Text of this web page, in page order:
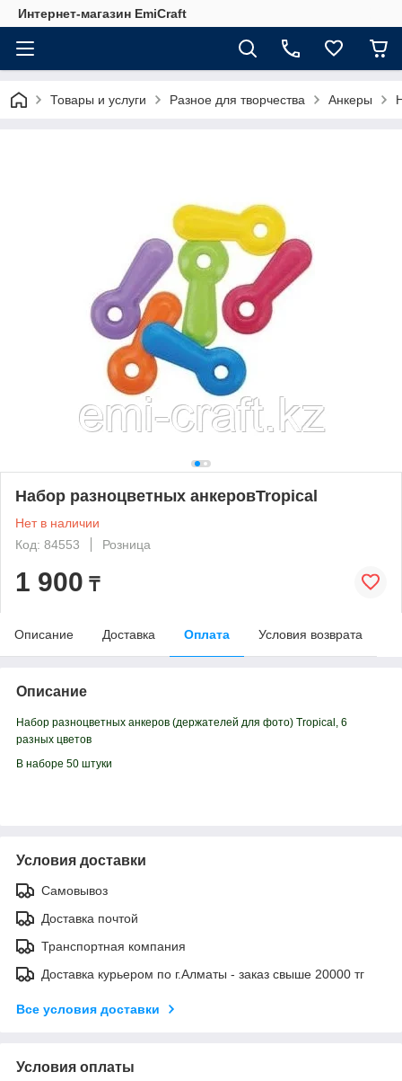
Интернет-магазин EmiCraft
Товары и услуги Разное для творчества Анкеры
Набор разноцветных анкеровTropical
Нет в наличии
Код: 84553
Розница
1 900 ₸
Описание Доставка Оплата Условия возврата
Описание
Набор разноцветных анкеров (держателей для фото) Tropical, 6
разных цветов
В наборе 50 штуки
Условия доставки
Самовывоз
Доставка почтой
Транспортная компания
Доставка курьером по г.Алматы - заказ свыше 20000 тг
Все условия доставки
Условия оплаты